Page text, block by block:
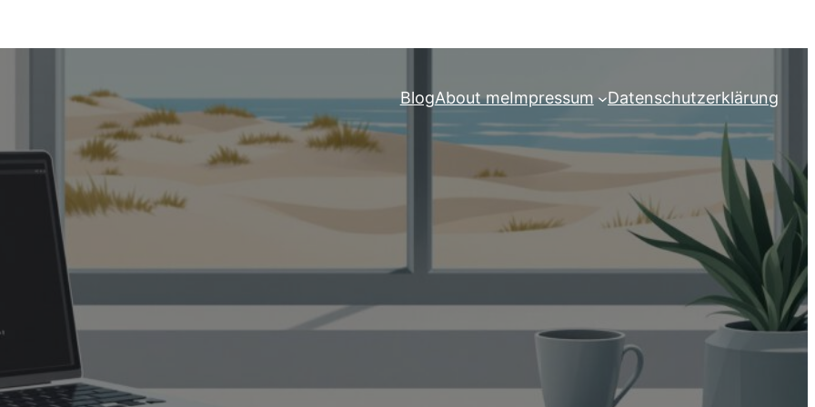
BlogAbout meImpressum Datenschutzerklärung